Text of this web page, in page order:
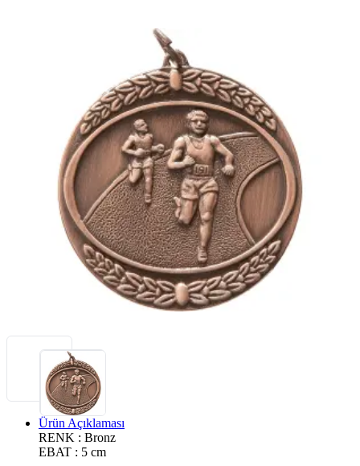
Ürün Açıklaması
RENK : Bronz
EBAT : 5 cm